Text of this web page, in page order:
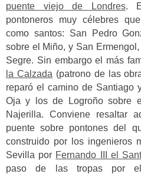
puente viejo de Londres.
pontoneros muy célebres
como santos: San Pedro
sobre el Miño, y San
Segre. Sin embargo el más
la Calzada (patrono de las
reparó el camino de Santiago
Oja y los de Logroño sobre
Najerilla. Conviene resaltar
puente sobre pontones del
construido por los ingenieros
Sevilla por Fernando III el
paso de las tropas por el